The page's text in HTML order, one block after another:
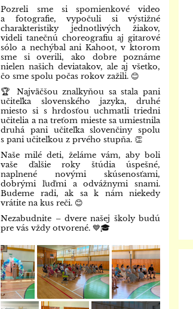
Pozreli sme si spomienkové video
a fotografie, vypočuli si výstižné
charakteristiky jednotlivých žiakov,
videli tanečnú choreografiu aj gitarové
sólo a nechýbal ani Kahoot, v ktorom
sme si overili, ako dobre poznáme
nielen našich deviatakov, ale aj všetko,
čo sme spolu počas rokov zažili. 😊
🏆 Najväčšou znalkyňou sa stala pani
učiteľka slovenského jazyka, druhé
miesto si s hrdosťou uchmatli triedni
učitelia a na treťom mieste sa umiestnila
druhá pani učiteľka slovenčiny spolu
s pani učiteľkou z prvého stupňa. 👏
Naše milé deti, želáme vám, aby boli
vaše ďalšie roky štúdia úspešné,
naplnené novými skúsenosťami,
dobrými ľuďmi a odvážnymi snami.
Budeme radi, ak sa k nám niekedy
vrátite na kus reči. 😊
Nezabudnite – dvere našej školy budú
pre vás vždy otvorené. 💙🎓